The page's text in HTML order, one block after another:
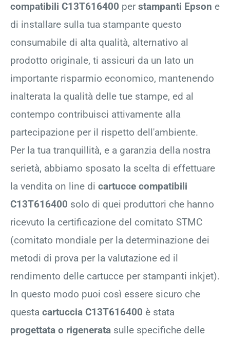
compatibili C13T616400 per stampanti Epson e
di installare sulla tua stampante questo
consumabile di alta qualità, alternativo al
prodotto originale, ti assicuri da un lato un
importante risparmio economico, mantenendo
inalterata la qualità delle tue stampe, ed al
contempo contribuisci attivamente alla
partecipazione per il rispetto dell'ambiente.
Per la tua tranquillità, e a garanzia della nostra
serietà, abbiamo sposato la scelta di effettuare
la vendita on line di cartucce compatibili
C13T616400 solo di quei produttori che hanno
ricevuto la certificazione del comitato STMC
(comitato mondiale per la determinazione dei
metodi di prova per la valutazione ed il
rendimento delle cartucce per stampanti inkjet).
In questo modo puoi così essere sicuro che
questa cartuccia C13T616400 è stata
progettata o rigenerata sulle specifiche delle